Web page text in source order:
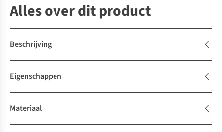
Alles over dit product
Beschrijving
Eigenschappen
Materiaal